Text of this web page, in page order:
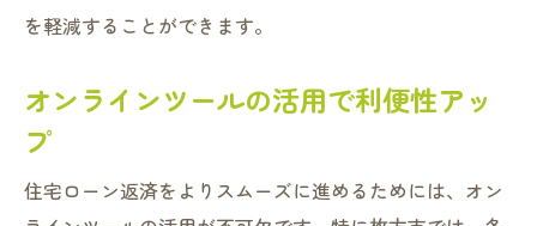
を軽減することができます。
オンラインツールの活用で利便性アッ
プ
住宅ローン返済をよりスムーズに進めるためには、オン